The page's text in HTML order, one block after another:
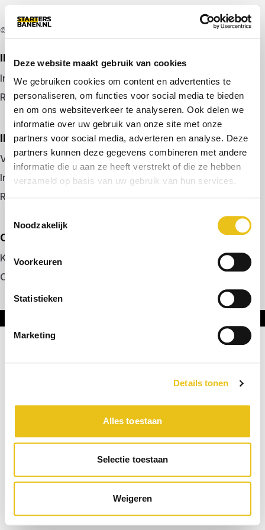
Deze website maakt gebruik van cookies
We gebruiken cookies om content en advertenties te
personaliseren, om functies voor social media te bieden
en om ons websiteverkeer te analyseren. Ook delen we
informatie over uw gebruik van onze site met onze
partners voor social media, adverteren en analyse. Deze
partners kunnen deze gegevens combineren met andere
informatie die u aan ze heeft verstrekt of die ze hebben
verzameld op basis van uw gebruik van hun services.
Noodzakelijk
Voorkeuren
Statistieken
Marketing
Details tonen
Alles toestaan
Selectie toestaan
Weigeren
© 2026 door startersbanen.nl
IK ZOEK EEN BAAN
Inloggen
Registreren
IK BEN WERKGEVER
Vacature plaatsen
Inloggen
Registreren
OVER ONS
Kennismaken met MELON
Contact